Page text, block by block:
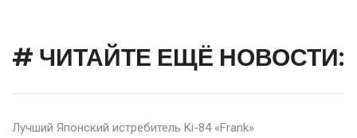
# ЧИТАЙТЕ ЕЩЁ НОВОСТИ:
Лучший Японский истребитель Ki-84 «Frank»